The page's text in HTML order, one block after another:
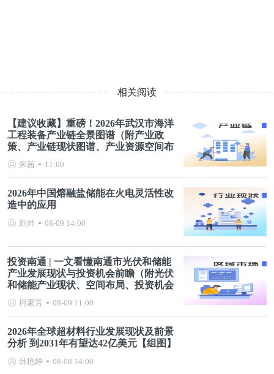
相关阅读
【建议收藏】重磅！2026年武汉市海洋
工程装备产业链全景图谱（附产业政
策、产业链现状图谱、产业资源空间布
局、产业链发展规划）
朱茜 11:00
2026年中国熔融盐储能在火电灵活性改
造中的应用
刘帅 08-09 14:00
投资南通 | 一文看懂南通市光伏和储能
产业发展现状与投资机会前瞻（附光伏
和储能产业现状、空间布局、投资机会
分析等）
柯素芳 08-09 11:00
2026年全球超材料行业发展现状及前景
分析 到2031年有望达42亿美元【组图】
韩艳婷 08-08 14:00